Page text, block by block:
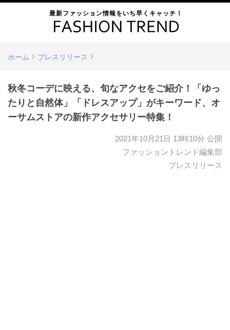
最新ファッション情報をいち早くキャッチ！
ホーム プレスリリース
秋冬コーデに映える、旬なアクセをご紹介！「ゆっ
たりと自然体」「ドレスアップ」がキーワード、オ
ーサムストアの新作アクセサリー特集！
2021年10月21日 13時10分 公開
ファッショントレンド編集部
プレスリリース